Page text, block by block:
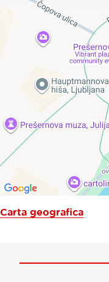
Carta geografica